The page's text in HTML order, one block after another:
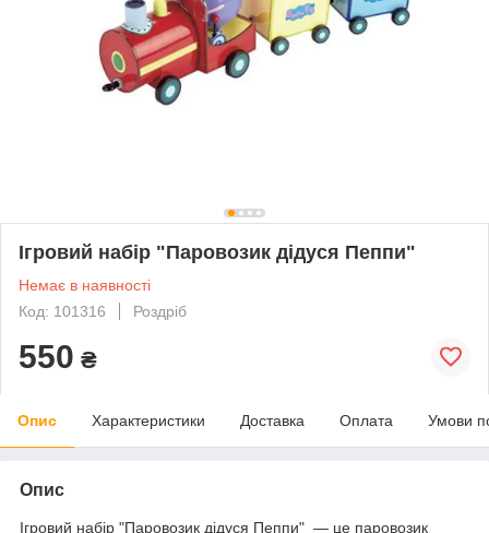
Ігровий набір "Паровозик дідуся Пеппи"
Немає в наявності
Код: 101316
Роздріб
550 ₴
Опис Характеристики Доставка Оплата Умови
Опис
Ігровий набір "Паровозик дідуся Пеппи" — це паровозик